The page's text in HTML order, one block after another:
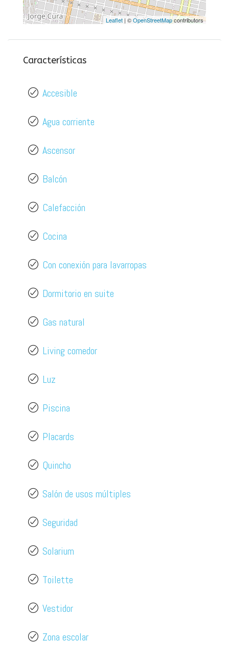
Leaflet | ©OpenStreetMapcontributors
Características
Accesible
Agua corriente
Ascensor
Balcón
Calefacción
Cocina
Con conexión para lavarropas
Dormitorio en suite
Gas natural
Living comedor
Luz
Piscina
Placards
Quincho
Salón de usos múltiples
Seguridad
Solarium
Toilette
Vestidor
Zona escolar